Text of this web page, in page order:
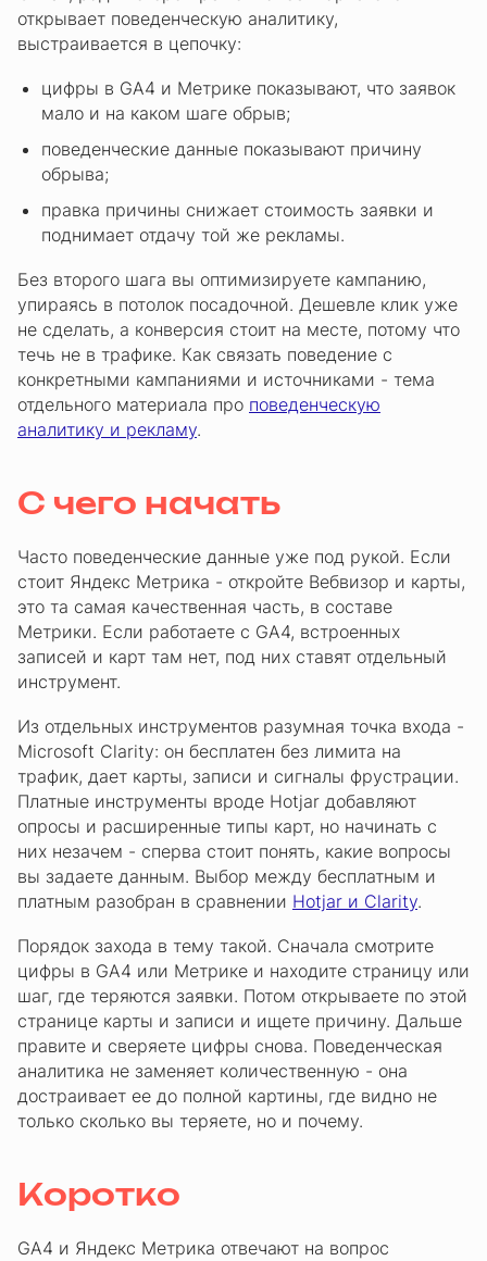
открывает поведенческую аналитику,
выстраивается в цепочку:
цифры в GA4 и Метрике показывают, что заявок
мало и на каком шаге обрыв;
поведенческие данные показывают причину
обрыва;
правка причины снижает стоимость заявки и
поднимает отдачу той же рекламы.
Без второго шага вы оптимизируете кампанию,
упираясь в потолок посадочной. Дешевле клик уже
не сделать, а конверсия стоит на месте, потому что
течь не в трафике. Как связать поведение с
конкретными кампаниями и источниками - тема
отдельного материала про поведенческую
аналитику и рекламу.
С чего начать
Часто поведенческие данные уже под рукой. Если
стоит Яндекс Метрика - откройте Вебвизор и карты,
это та самая качественная часть, в составе
Метрики. Если работаете с GA4, встроенных
записей и карт там нет, под них ставят отдельный
инструмент.
Из отдельных инструментов разумная точка входа -
Microsoft Clarity: он бесплатен без лимита на
трафик, дает карты, записи и сигналы фрустрации.
Платные инструменты вроде Hotjar добавляют
опросы и расширенные типы карт, но начинать с
них незачем - сперва стоит понять, какие вопросы
вы задаете данным. Выбор между бесплатным и
платным разобран в сравнении Hotjar и Clarity.
Порядок захода в тему такой. Сначала смотрите
цифры в GA4 или Метрике и находите страницу или
шаг, где теряются заявки. Потом открываете по этой
странице карты и записи и ищете причину. Дальше
правите и сверяете цифры снова. Поведенческая
аналитика не заменяет количественную - она
достраивает ее до полной картины, где видно не
только сколько вы теряете, но и почему.
Коротко
GA4 и Яндекс Метрика отвечают на вопрос